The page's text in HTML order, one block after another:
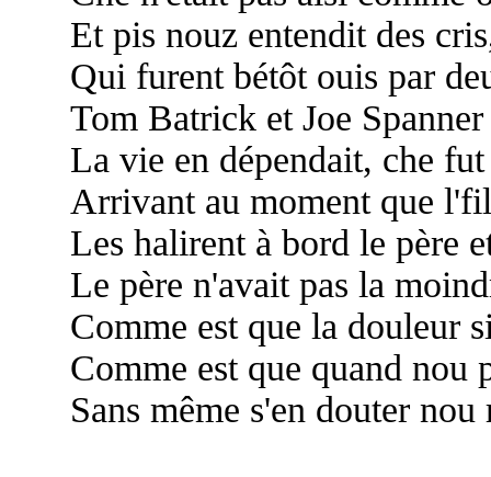
Et pis nouz entendit des
Qui furent bétôt ouis par
Tom Batrick et Joe
La vie en dépendait, che
Arrivant au moment que
Les halirent à bord le père
Le père n'avait pas la
Comme est que la douleur
Comme est que quand nou
Sans même s'en douter